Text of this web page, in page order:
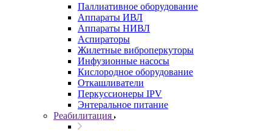
Паллиативное оборудование
Аппараты ИВЛ
Аппараты НИВЛ
Аспираторы
Жилетные виброперкуторы
Инфузионные насосы
Кислородное оборудование
Откашливатели
Перкуссионеры IPV
Энтеральное питание
Реабилитация